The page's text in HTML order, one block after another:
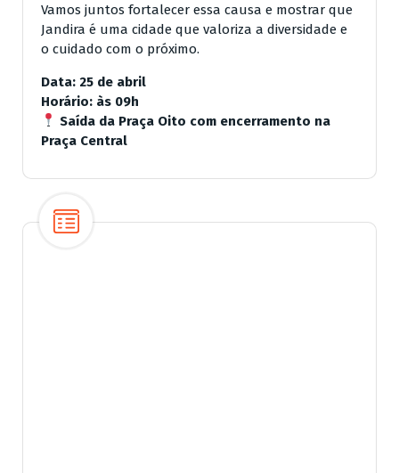
Vamos juntos fortalecer essa causa e mostrar que
Jandira é uma cidade que valoriza a diversidade e
o cuidado com o próximo.
Data: 25 de abril
Horário: às 09h
Saída da Praça Oito com encerramento na
Praça Central